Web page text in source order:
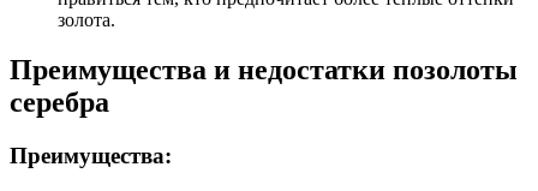
золота.
Преимущества и недостатки позолоты
серебра
Преимущества: